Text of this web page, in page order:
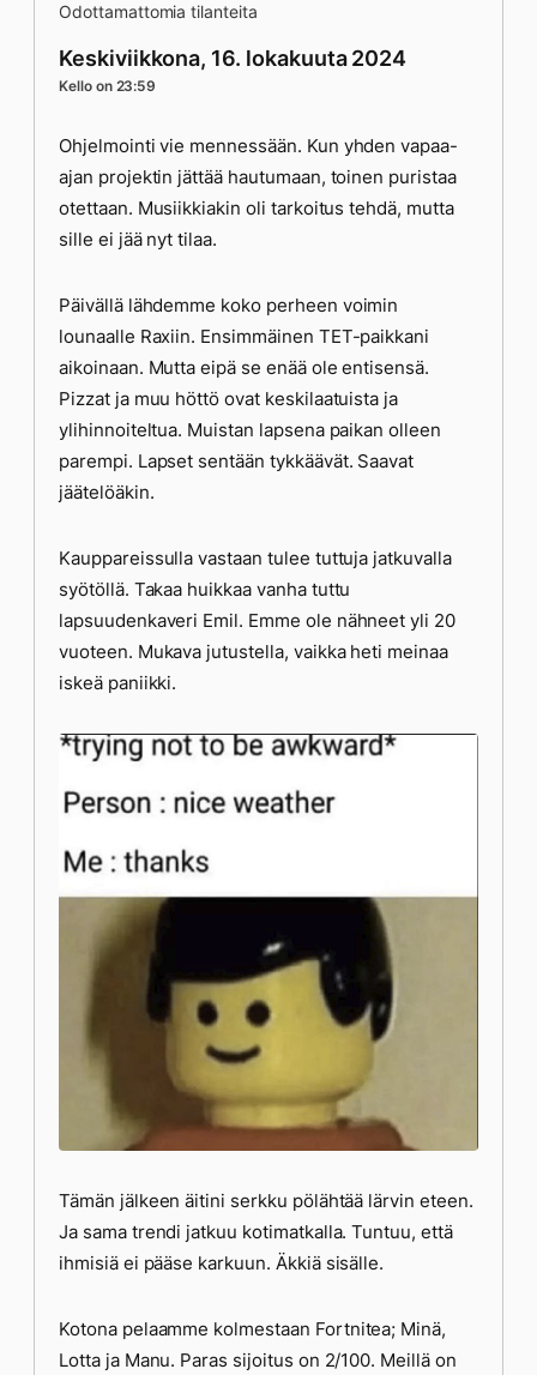
Odottamattomia tilanteita
Keskiviikkona, 16. lokakuuta 2024
Kello on 23:59
Ohjelmointi vie mennessään. Kun yhden vapaa-
ajan projektin jättää hautumaan, toinen puristaa
otettaan. Musiikkiakin oli tarkoitus tehdä, mutta
sille ei jää nyt tilaa.
Päivällä lähdemme koko perheen voimin
lounaalle Raxiin. Ensimmäinen TET-paikkani
aikoinaan. Mutta eipä se enää ole entisensä.
Pizzat ja muu höttö ovat keskilaatuista ja
ylihinnoiteltua. Muistan lapsena paikan olleen
parempi. Lapset sentään tykkäävät. Saavat
jäätelöäkin.
Kauppareissulla vastaan tulee tuttuja jatkuvalla
syötöllä. Takaa huikkaa vanha tuttu
lapsuudenkaveri Emil. Emme ole nähneet yli 20
vuoteen. Mukava jutustella, vaikka heti meinaa
iskeä paniikki.
Tämän jälkeen äitini serkku pölähtää lärvin eteen.
Ja sama trendi jatkuu kotimatkalla. Tuntuu, että
ihmisiä ei pääse karkuun. Äkkiä sisälle.
Kotona pelaamme kolmestaan Fortnitea; Minä,
Lotta ja Manu. Paras sijoitus on 2/100. Meillä on